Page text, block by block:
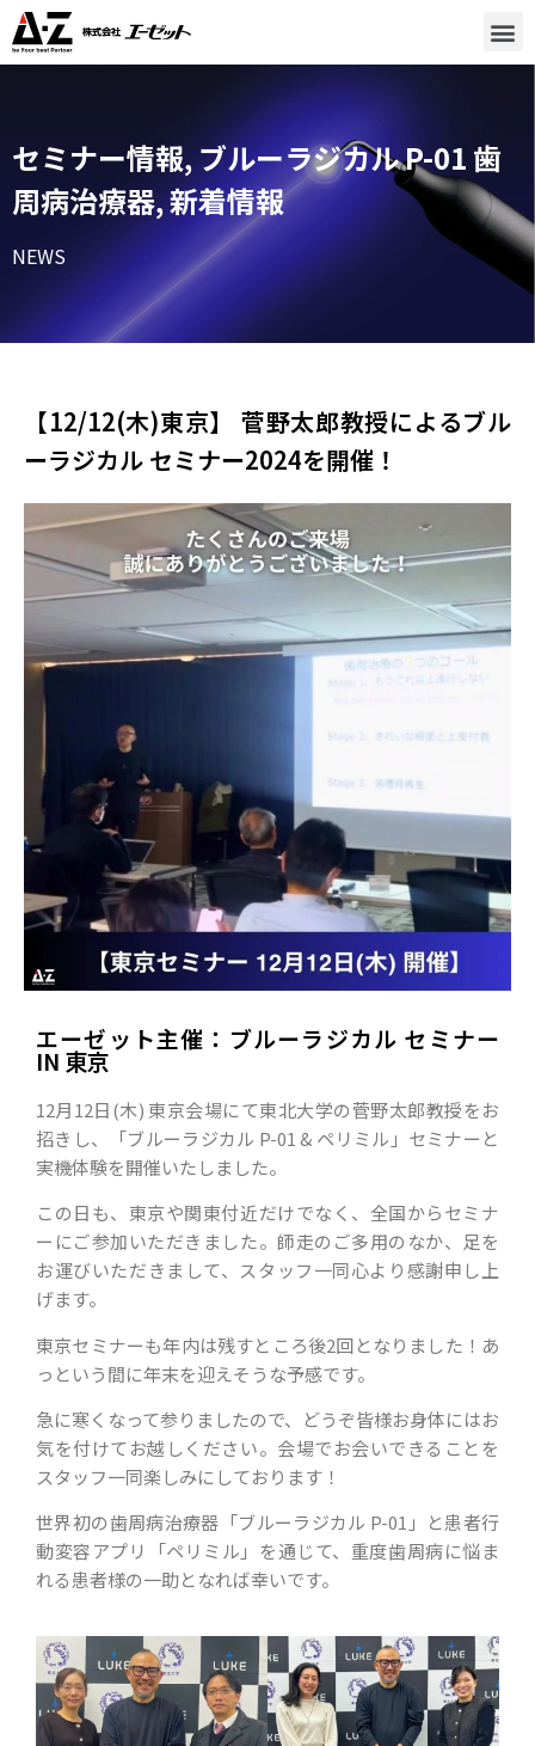
セミナー情報,ブルーラジカル P-01 歯
周病治療器,新着情報
NEWS
【12/12(木)東京】 菅野太郎教授によるブル
ーラジカル セミナー2024を開催！
エーゼット主催：ブルーラジカル セミナー
IN 東京
12月12日(木) 東京会場にて東北大学の菅野太郎教授をお
招きし、「ブルーラジカル P-01 & ペリミル」セミナーと
実機体験を開催いたしました。
この日も、東京や関東付近だけでなく、全国からセミナ
ーにご参加いただきました。師走のご多用のなか、足を
お運びいただきまして、スタッフ一同心より感謝申し上
げます。
東京セミナーも年内は残すところ後2回となりました！あ
っという間に年末を迎えそうな予感です。
急に寒くなって参りましたので、どうぞ皆様お身体にはお
気を付けてお越しください。会場でお会いできることを
スタッフ一同楽しみにしております！
世界初の歯周病治療器「ブルーラジカル P-01」と患者行
動変容アプリ「ペリミル」を通じて、重度歯周病に悩ま
れる患者様の一助となれば幸いです。